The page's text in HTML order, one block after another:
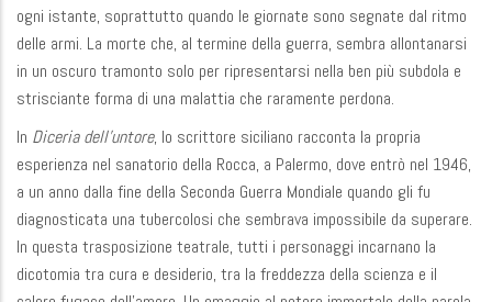
ogni istante, soprattutto quando le giornate sono segnate dal ritmo
delle armi. La morte che, al termine della guerra, sembra allontanarsi
in un oscuro tramonto solo per ripresentarsi nella ben più subdola e
strisciante forma di una malattia che raramente perdona.
In Diceria dell'untore, lo scrittore siciliano racconta la propria
esperienza nel sanatorio della Rocca, a Palermo, dove entrò nel 1946,
a un anno dalla fine della Seconda Guerra Mondiale quando gli fu
diagnosticata una tubercolosi che sembrava impossibile da superare.
In questa trasposizione teatrale, tutti i personaggi incarnano la
dicotomia tra cura e desiderio, tra la freddezza della scienza e il